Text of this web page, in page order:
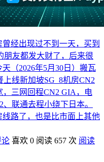
经出现过不到一天，买到
朋友都发大财了，后来很
（2026年5月30日）搬瓦
线新加坡SG_8机房CN2
，三网回程CN2 GIA，电
联通去程小绕下日本。
路了，也是比市面上其他
论 喜欢 0 阅读 657 次 阅读